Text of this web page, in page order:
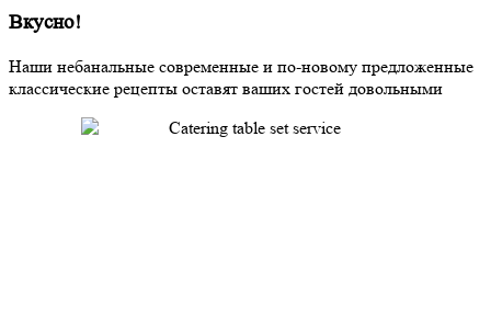
Вкусно!
Наши небанальные современные и по-новому предложенные
классические рецепты оставят ваших гостей довольными